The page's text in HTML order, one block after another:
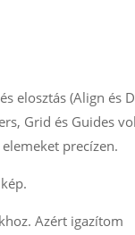
elosztás (Align és
Grid és Guides
precízen.
Azért igazítom